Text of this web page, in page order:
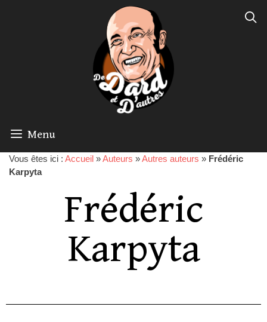
Menu
Vous êtes ici : Accueil »Auteurs »Autres auteurs » Frédéric
Karpyta
Frédéric
Karpyta